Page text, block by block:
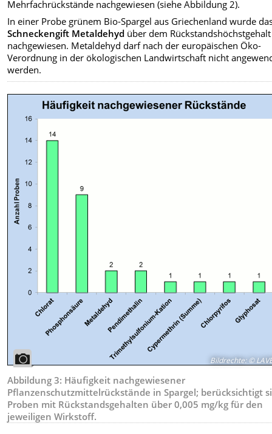
Mehrfachrückstände nachgewiesen (siehe Abbildung 2).
In einer Probe grünem Bio-Spargel aus Griechenland wurde
Schneckengift Metaldehyd über dem Rückstandshöchstgehalt
nachgewiesen. Metaldehyd darf nach der europäischen Öko-
Verordnung in der ökologischen Landwirtschaft nicht
werden.
Bildrechte:©
Abbildung 3: Häufigkeit nachgewiesener
Pflanzenschutzmittelrückstände in Spargel; berücksichtigt
Proben mit Rückstandsgehalten über 0,005 mg/kg für den
jeweiligen Wirkstoff.